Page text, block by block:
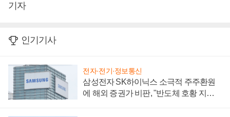
기자
인기기사
전자·전기·정보통신
삼성전자 SK하이닉스 소극적 주주환원
에 해외 증권가 비판, "반도체 호황 지속